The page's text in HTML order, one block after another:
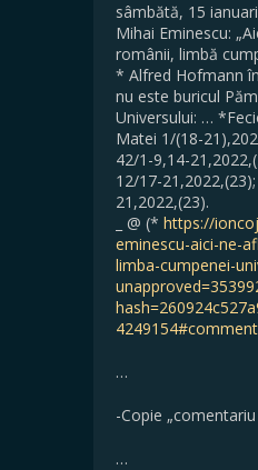
sâmbătă, 15
Mihai Eminescu:
românii, limbă
* Alfred Hofmann
nu este buricul
Universului: …
Matei 1/(18-
42/1-9,14-
12/17-
21,2022,(23).
_ @ (* https://
eminescu-aici-ne-
limba-cumpenei-
…
-Copie
…